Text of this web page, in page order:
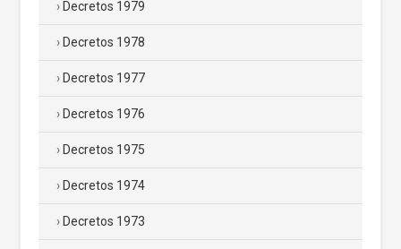
Decretos 1979
Decretos 1978
Decretos 1977
Decretos 1976
Decretos 1975
Decretos 1974
Decretos 1973